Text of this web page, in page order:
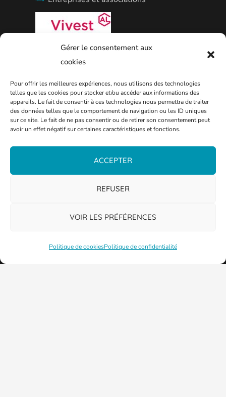
Gérer le consentement aux
cookies
Pour offrir les meilleures expériences, nous utilisons des technologies
telles que les cookies pour stocker et/ou accéder aux informations des
appareils. Le fait de consentir à ces technologies nous permettra de traiter
des données telles que le comportement de navigation ou les ID uniques
sur ce site. Le fait de ne pas consentir ou de retirer son consentement peut
avoir un effet négatif sur certaines caractéristiques et fonctions.
ACCEPTER
REFUSER
VOIR LES PRÉFÉRENCES
Politique de cookiesPolitique de confidentialité
09 77 42 57 57
Agence Vivest de Thionville
PLAN DE LA VILLE